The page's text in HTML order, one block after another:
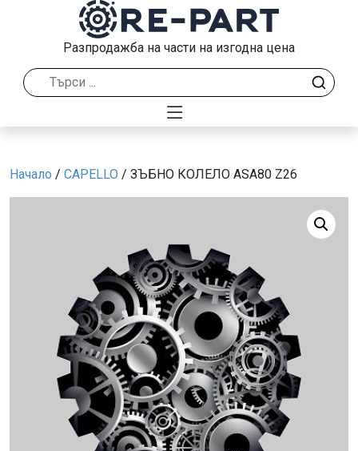
Разпродажба на части на изгодна цена
Начало / CAPELLO / ЗЪБНО КОЛЕЛО ASA80 Z26